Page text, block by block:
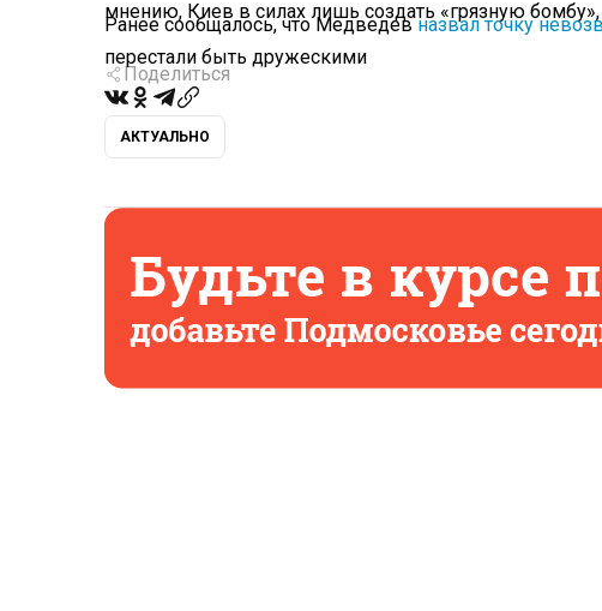
мнению, Киев в силах лишь создать «грязную
Ранее сообщалось, что Медведевназвал точку
перестали быть дружескими
Поделиться
АКТУАЛЬНО